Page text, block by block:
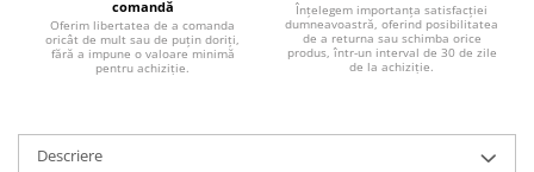
comandă
Oferim libertatea de a comanda
oricât de mult sau de puțin doriți,
fără a impune o valoare minimă
pentru achiziție.
Înțelegem importanța satisfacției
dumneavoastră, oferind posibilitatea
de a returna sau schimba orice
produs, într-un interval de 30 de zile
de la achiziție.
Descriere